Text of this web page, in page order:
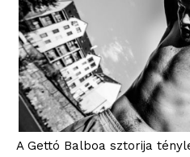
A Gettó Balboa sztorija